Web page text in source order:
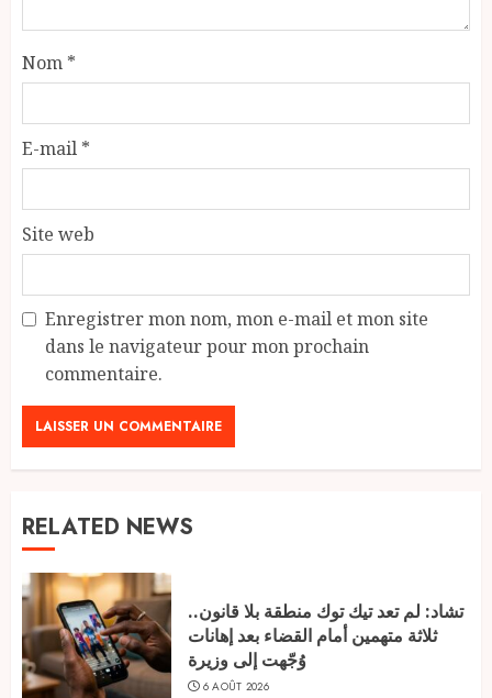
Nom *
E-mail *
Site web
Enregistrer mon nom, mon e-mail et mon site
dans le navigateur pour mon prochain
commentaire.
RELATED NEWS
تشاد: لم تعد تيك توك منطقة بلا قانون..
ثلاثة متهمين أمام القضاء بعد إهانات
وُجّهت إلى وزيرة
6 AOÛT 2026